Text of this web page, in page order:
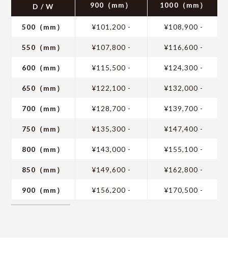
D / W 900（mm） 1000（mm）
500（mm） ¥101,200 - ¥108,900 -
550（mm） ¥107,800 - ¥116,600 -
600（mm） ¥115,500 - ¥124,300 -
650（mm） ¥122,100 - ¥132,000 -
700（mm） ¥128,700 - ¥139,700 -
750（mm） ¥135,300 - ¥147,400 -
800（mm） ¥143,000 - ¥155,100 -
850（mm） ¥149,600 - ¥162,800 -
900（mm） ¥156,200 - ¥170,500 -